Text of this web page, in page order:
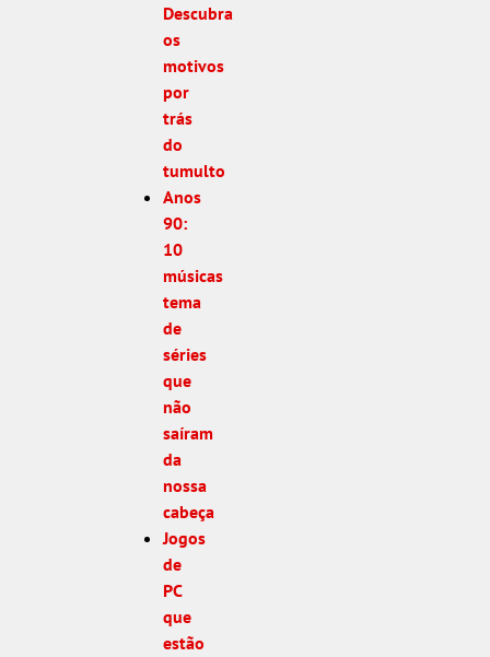
Descubra
os
motivos
por
trás
do
tumulto
Anos
90:
10
músicas
tema
de
séries
que
não
saíram
da
nossa
cabeça
Jogos
de
PC
que
estão